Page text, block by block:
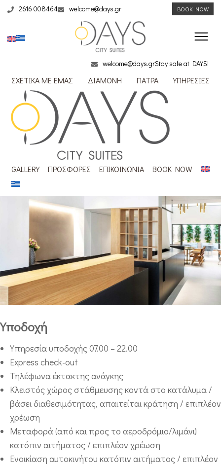
2616 008464 welcome@days.gr BOOK NOW
welcome@days.grStay safe at DAYS!
ΣΧΕΤΙΚΑ ΜΕ ΕΜΑΣ ΔΙΑΜΟΝΗ ΠΑΤΡΑ ΥΠΗΡΕΣΙΕΣ
GALLERY ΠΡΟΣΦΟΡΕΣ ΕΠΙΚΟΙΝΩΝΙΑ BOOK NOW
Υποδοχή
Υπηρεσία υποδοχής 07.00 – 22.00
Express check-out
Τηλέφωνα έκτακτης ανάγκης
Κλειστός χώρος στάθμευσης κοντά στο κατάλυμα /
βάσει διαθεσιμότητας, απαιτείται κράτηση / επιπλέον
χρέωση
Μεταφορά (από και προς το αεροδρόμιο/λιμάνι)
κατόπιν αιτήματος / επιπλέον χρέωση
Ενοικίαση αυτοκινήτου κατόπιν αιτήματος / επιπλέον